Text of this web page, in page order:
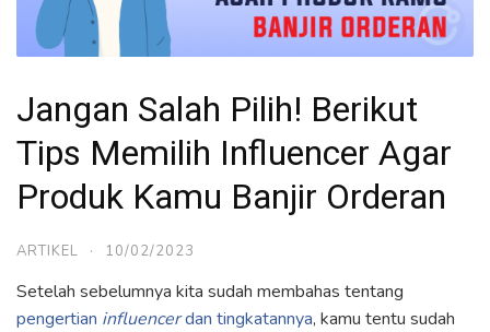
Jangan Salah Pilih! Berikut
Tips Memilih Influencer Agar
Produk Kamu Banjir Orderan
ARTIKEL · 10/02/2023
Setelah sebelumnya kita sudah membahas tentang
pengertian influencerdan tingkatannya, kamu tentu sudah